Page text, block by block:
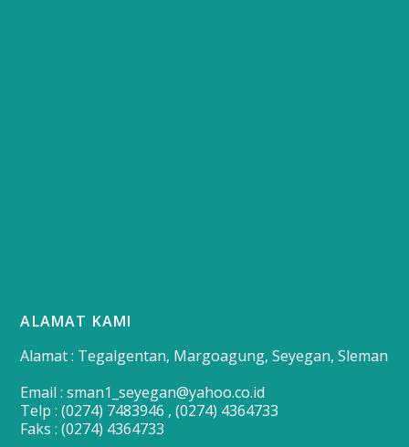
ALAMAT KAMI
Alamat : Tegalgentan, Margoagung, Seyegan, Sleman
Email : sman1_seyegan@yahoo.co.id
Telp : (0274) 7483946 , (0274) 4364733
Faks : (0274) 4364733